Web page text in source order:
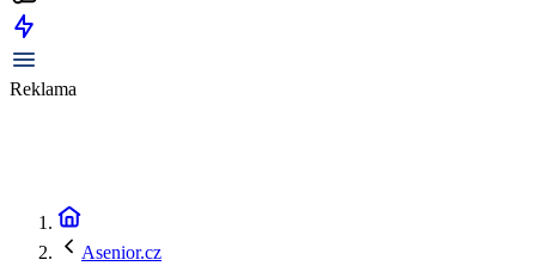
Reklama
Asenior.cz